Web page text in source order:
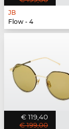
JB
Flow - 4
€ 119,40
€ 199,00